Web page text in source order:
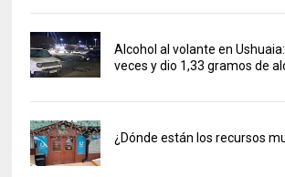
Alcohol al volante en
veces y dio 1,33 gramos de
¿Dónde están los recursos